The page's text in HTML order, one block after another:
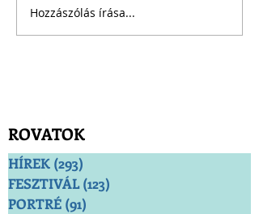
Hozzászólás írása...
ROVATOK
HÍREK (293)
FESZTIVÁL (123)
PORTRÉ (91)